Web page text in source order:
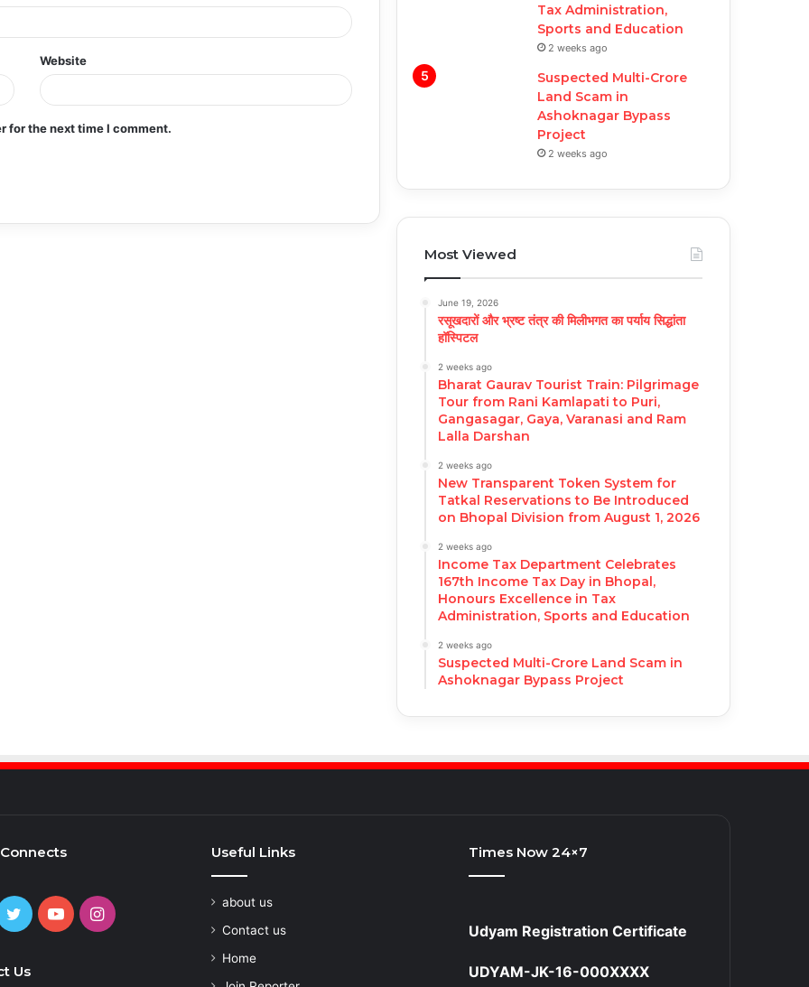
Website
for the next time I comment.
Tax Administration,
Sports and Education
2 weeks ago
Suspected Multi-Crore
Land Scam in
Ashoknagar Bypass
Project
2 weeks ago
Most Viewed
June 19, 2026
रसूखदारों और भ्रष्ट तंत्र की मिलीभगत का पर्याय सिद्धांता
हॉस्पिटल
2 weeks ago
Bharat Gaurav Tourist Train: Pilgrimage
Tour from Rani Kamlapati to Puri,
Gangasagar, Gaya, Varanasi and Ram
Lalla Darshan
2 weeks ago
New Transparent Token System for
Tatkal Reservations to Be Introduced
on Bhopal Division from August 1, 2026
2 weeks ago
Income Tax Department Celebrates
167th Income Tax Day in Bhopal,
Honours Excellence in Tax
Administration, Sports and Education
2 weeks ago
Suspected Multi-Crore Land Scam in
Ashoknagar Bypass Project
TwitterYouTubeInstagram
Us
Useful Links
about us
Contact us
Home
Times Now 24×7
Udyam Registration Certificate
UDYAM-JK-16-000XXXX